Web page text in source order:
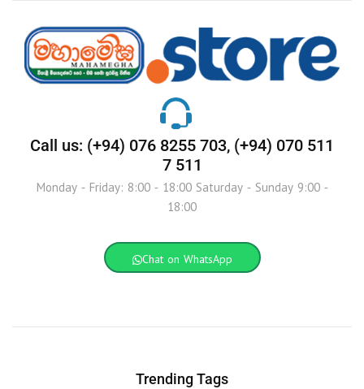
Call us: (+94) 076 8255 703, (+94) 070 511
7 511
Monday - Friday: 8:00 - 18:00 Saturday - Sunday 9:00 -
18:00
Chat on WhatsApp
Trending Tags